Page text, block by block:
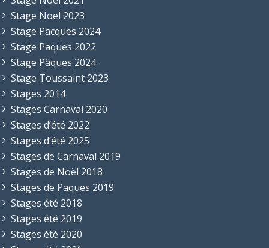
Stage Noel 2023
Stage Pacques 2024
Stage Paques 2022
Stage Pâques 2024
Stage Toussaint 2023
Stages 2014
Stages Carnaval 2020
Stages d’été 2022
Stages d’été 2025
Stages de Carnaval 2019
Stages de Noël 2018
Stages de Paques 2019
Stages été 2018
Stages été 2019
Stages été 2020